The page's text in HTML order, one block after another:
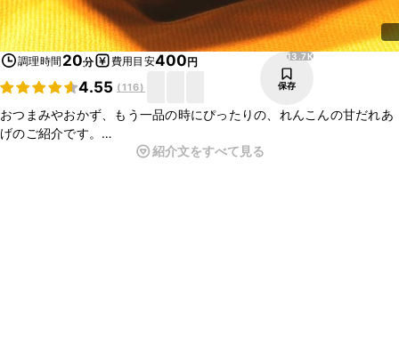
調理時間 20分 費用目安400円
4.55 (116)
13.7K
保存
おつまみやおかず、もう一品の時にぴったりの、れんこんの甘だれあ
げのご紹介です。
お好みで途中でタレに七味やゴマを混ぜると、いろんな味が楽しめま
紹介文をすべて見る